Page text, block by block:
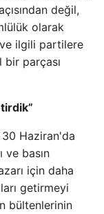
değil,
olarak
ve ilgili partilere
parçası
30 Haziran'da
ve basın
için daha
getirmeyi
bültenlerinin